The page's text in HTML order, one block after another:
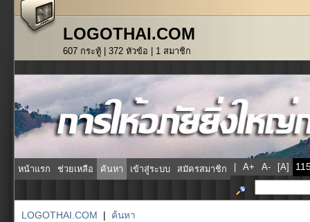
LOGOTHAI.COM
607 กระทู้ | 372 หัวข้อ | 1 สมาชิก
หน้าแรก ช่วยเหลือ ค้นหา เข้าสู่ระบบ สมัครสมาชิก | A+ A- [A]
LOGOTHAI.COM | ค้นหา